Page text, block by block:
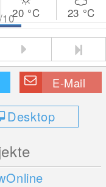
20 °C 23 °C
E-Mail
Desktop